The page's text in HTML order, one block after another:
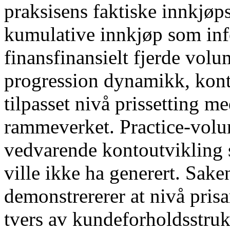
praksisens faktiske
kumulative innkjøp som
finansfinansielt fjerde
progression dynamikk,
tilpasset nivå prissetting
rammeverket. Practice-
vedvarende
ville ikke ha generert.
demonstrererer at nivå
tvers av